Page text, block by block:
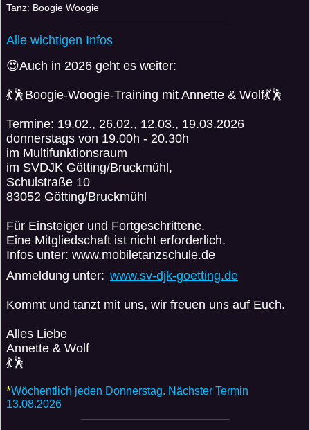
Tanz: Boogie Woogie
Alle wichtigen Infos
😍Auch in 2026 geht es weiter:
💃🕺Boogie-Woogie-Training mit Annette & Wolf💃🕺
Termine: 19.02., 26.02., 12.03., 19.03.2026
donnerstags von 19.00h - 20.30h
im Multifunktionsraum
im SVDJK Götting/Bruckmühl,
Schulstraße 10
83052 Götting/Bruckmühl
Für Einsteiger und Fortgeschrittene.
Eine Mitgliedschaft ist nicht erforderlich.
Infos unter: www.mobiletanzschule.de
Anmeldung unter: www.sv-djk-goetting.de
Kommt und tanzt mit uns, wir freuen uns auf Euch.
Alles Liebe
Annette & Wolf
💃🕺
*Wöchentlich jeden Donnerstag. Nächster Termin
13.08.2026